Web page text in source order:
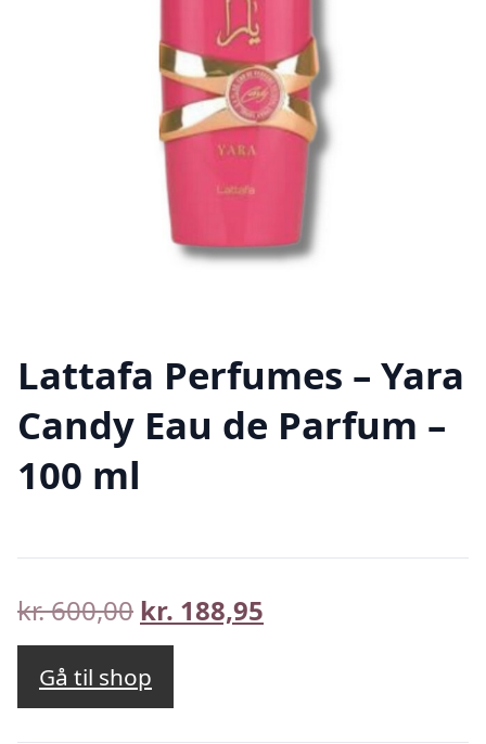
Lattafa Perfumes – Yara
Candy Eau de Parfum –
100 ml
kr.600,00 Den
oprindelige
pris
var:
kr. 188,95
Gå til shop